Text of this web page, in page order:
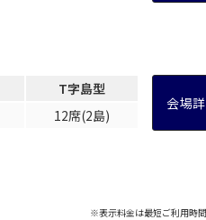
T字島型
12席(2島)
会場
※表示料金は最短ご利用時間